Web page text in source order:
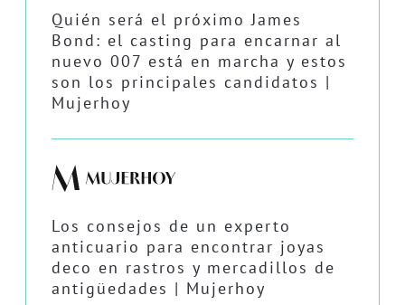
Quién será el próximo James
Bond: el casting para encarnar al
nuevo 007 está en marcha y estos
son los principales candidatos |
Mujerhoy
Los consejos de un experto
anticuario para encontrar joyas
deco en rastros y mercadillos de
antigüedades | Mujerhoy